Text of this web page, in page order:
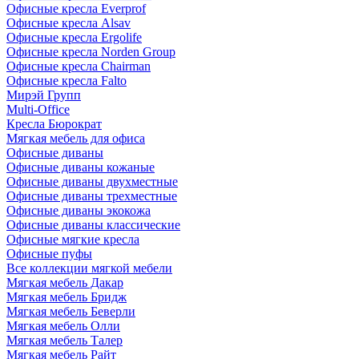
Офисные кресла Everprof
Офисные кресла Alsav
Офисные кресла Ergolife
Офисные кресла Norden Group
Офисные кресла Chairman
Офисные кресла Falto
Мирэй Групп
Multi-Office
Кресла Бюрократ
Мягкая мебель для офиса
Офисные диваны
Офисные диваны кожаные
Офисные диваны двухместные
Офисные диваны трехместные
Офисные диваны экокожа
Офисные диваны классические
Офисные мягкие кресла
Офисные пуфы
Все коллекции мягкой мебели
Мягкая мебель Дакар
Мягкая мебель Бридж
Мягкая мебель Беверли
Мягкая мебель Олли
Мягкая мебель Талер
Мягкая мебель Райт